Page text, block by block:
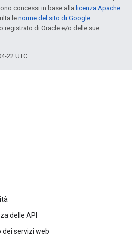
concessi in base alla licenza Apache
le norme del sito di Google
registrato di Oracle e/o delle sue
22 UTC.
delle API
servizi web